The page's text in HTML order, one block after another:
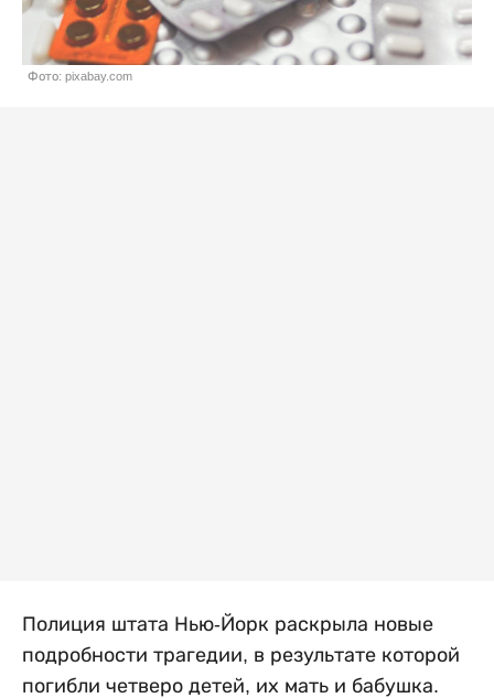
Фото: pixabay.com
Полиция штата Нью-Йорк раскрыла новые
подробности трагедии, в результате которой
погибли четверо детей, их мать и бабушка.